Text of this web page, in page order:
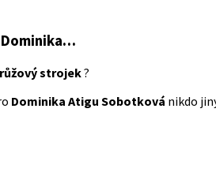
strojek?
Dominika Atigu Sobotková nikdo